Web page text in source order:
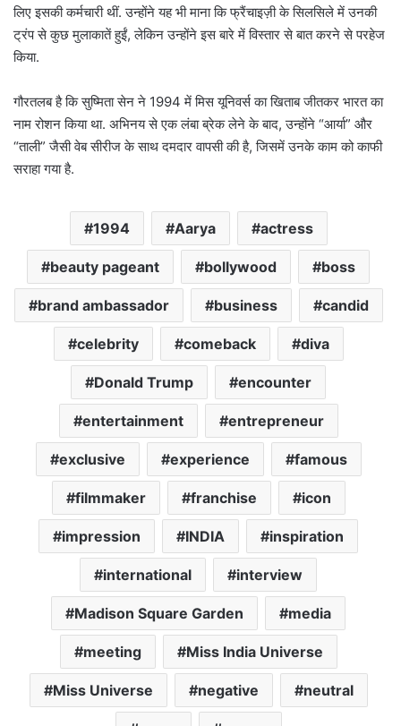
लिए इसकी कर्मचारी थीं. उन्होंने यह भी माना कि फ्रैंचाइज़ी के सिलसिले में उनकी
ट्रंप से कुछ मुलाकातें हुईं, लेकिन उन्होंने इस बारे में विस्तार से बात करने से परहेज
किया.
गौरतलब है कि सुष्मिता सेन ने 1994 में मिस यूनिवर्स का खिताब जीतकर भारत का
नाम रोशन किया था. अभिनय से एक लंबा ब्रेक लेने के बाद, उन्होंने “आर्या” और
“ताली” जैसी वेब सीरीज के साथ दमदार वापसी की है, जिसमें उनके काम को काफी
सराहा गया है.
1994 Aarya actress
beauty pageant bollywood boss
brand ambassador business candid
celebrity comeback diva
Donald Trump encounter
entertainment entrepreneur
exclusive experience famous
filmmaker franchise icon
impression INDIA inspiration
international interview
Madison Square Garden media
meeting Miss India Universe
Miss Universe negative neutral